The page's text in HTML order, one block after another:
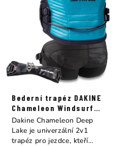
Bederní trapéz DAKINE
Chameleon Windsurf
Harness Deep Lake
Dakine Chameleon Deep
Lake je univerzální 2v1
trapéz pro jezdce, kteří